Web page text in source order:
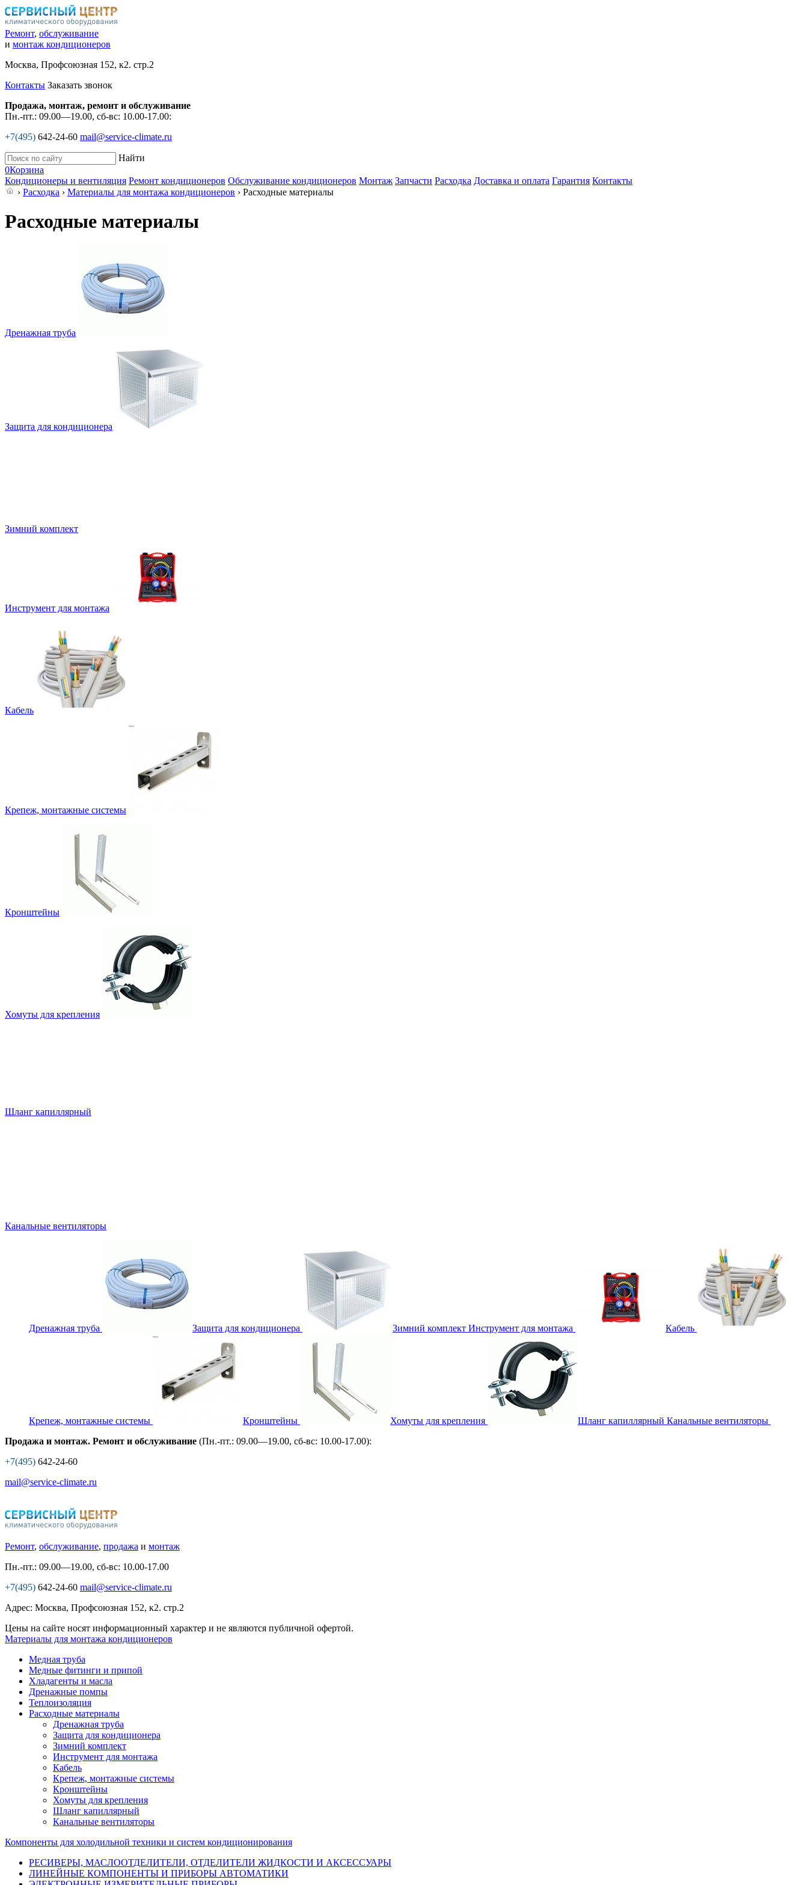
Ремонт, обслуживание
и монтаж кондиционеров
Москва, Профсоюзная 152, к2. стр.2
Контакты Заказать звонок
Продажа, монтаж, ремонт и обслуживание
Пн.-пт.: 09.00—19.00, сб-вс: 10.00-17.00:
+7(495) 642-24-60 mail@service-climate.ru
Найти
0Корзина
Кондиционеры и вентиляция Ремонт кондиционеров Обслуживание кондиционеров Монтаж Запчасти Расходка Доставка и оплата Гарантия Контакты
› Расходка › Материалы для монтажа кондиционеров › Расходные материалы
Расходные материалы
Дренажная труба
Защита для кондиционера
Зимний комплект
Инструмент для монтажа
Кабель
Крепеж, монтажные системы
Кронштейны
Хомуты для крепления
Шланг капиллярный
Канальные вентиляторы
Дренажная труба Защита для кондиционера Зимний комплект Инструмент для монтажа Кабель
Крепеж, монтажные системы Кронштейны Хомуты для крепления Шланг капиллярный Канальные вентиляторы
Продажа и монтаж. Ремонт и обслуживание (Пн.-пт.: 09.00—19.00, сб-вс: 10.00-17.00):
+7(495) 642-24-60
mail@service-climate.ru
Ремонт, обслуживание, продажа и монтаж
Пн.-пт.: 09.00—19.00, сб-вс: 10.00-17.00
+7(495) 642-24-60 mail@service-climate.ru
Адрес: Москва, Профсоюзная 152, к2. стр.2
Цены на сайте носят информационный характер и не являются публичной офертой.
Материалы для монтажа кондиционеров
Медная труба
Медные фитинги и припой
Хладагенты и масла
Дренажные помпы
Теплоизоляция
Расходные материалы
Дренажная труба
Защита для кондиционера
Зимний комплект
Инструмент для монтажа
Кабель
Крепеж, монтажные системы
Кронштейны
Хомуты для крепления
Шланг капиллярный
Канальные вентиляторы
Компоненты для холодильной техники и систем кондиционирования
РЕСИВЕРЫ, МАСЛООТДЕЛИТЕЛИ, ОТДЕЛИТЕЛИ ЖИДКОСТИ И АКСЕССУАРЫ
ЛИНЕЙНЫЕ КОМПОНЕНТЫ И ПРИБОРЫ АВТОМАТИКИ